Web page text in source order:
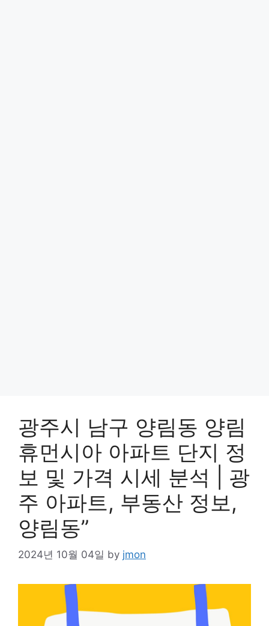
광주시 남구 양림동 양림
휴먼시아 아파트 단지 정
보 및 가격 시세 분석 | 광
주 아파트, 부동산 정보,
양림동”
2024년 10월 04일 by jmon